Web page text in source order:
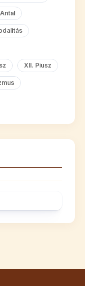
XII. Piusz